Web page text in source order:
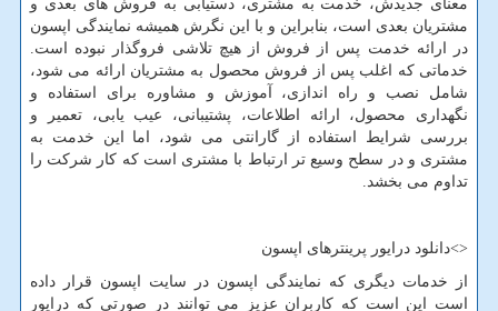
معنای جدیدش، خدمت به مشتری، دستیابی به فروش های بعدی و
مشتریان بعدی است، بنابراین و با این نگرش همیشه نمایندگی اپسون
در ارائه خدمت پس از فروش از هیچ تلاشی فروگذار نبوده است.
خدماتی که اغلب پس از فروش محصول به مشتریان ارائه می شود،
شامل نصب و راه اندازی، آموزش و مشاوره برای استفاده و
نگهداری محصول، ارائه اطلاعات، پشتیبانی، عیب یابی، تعمیر و
بررسی شرایط استفاده از گارانتی می شود، اما این خدمت به
مشتری و در سطح وسیع تر ارتباط با مشتری است که کار شرکت را
تداوم می بخشد.
<>دانلود درایور پرینترهای اپسون
از خدمات دیگری که نمایندگی اپسون در سایت اپسون قرار داده
است این است که کاربران عزیز می توانند در صورتی که درایور